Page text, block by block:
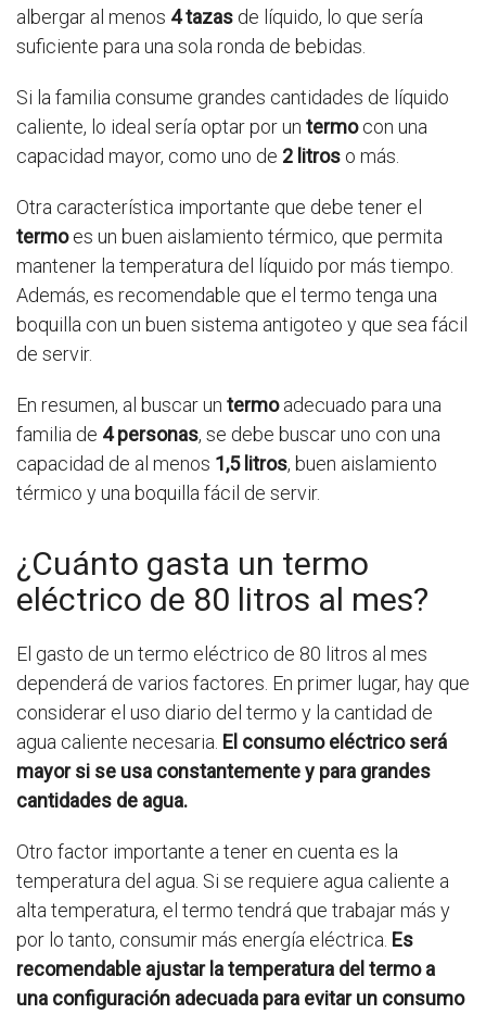
albergar al menos 4 tazas de líquido, lo que sería
suficiente para una sola ronda de bebidas.
Si la familia consume grandes cantidades de líquido
caliente, lo ideal sería optar por un termocon una
capacidad mayor, como uno de 2 litros o más.
Otra característica importante que debe tener el
termoes un buen aislamiento térmico, que permita
mantener la temperatura del líquido por más tiempo.
Además, es recomendable que el termo tenga una
boquilla con un buen sistema antigoteo y que sea fácil
de servir.
En resumen, al buscar un termoadecuado para una
familia de 4 personas, se debe buscar uno con una
capacidad de al menos 1,5 litros, buen aislamiento
térmico y una boquilla fácil de servir.
¿Cuánto gasta un termo
eléctrico de 80 litros al mes?
El gasto de un termo eléctrico de 80 litros al mes
dependerá de varios factores. En primer lugar, hay que
considerar el uso diario del termo y la cantidad de
agua caliente necesaria. El consumo eléctrico será
mayor si se usa constantemente y para grandes
cantidades de agua.
Otro factor importante a tener en cuenta es la
temperatura del agua. Si se requiere agua caliente a
alta temperatura, el termo tendrá que trabajar más y
por lo tanto, consumir más energía eléctrica. Es
recomendable ajustar la temperatura del termo a
una configuración adecuada para evitar un consumo